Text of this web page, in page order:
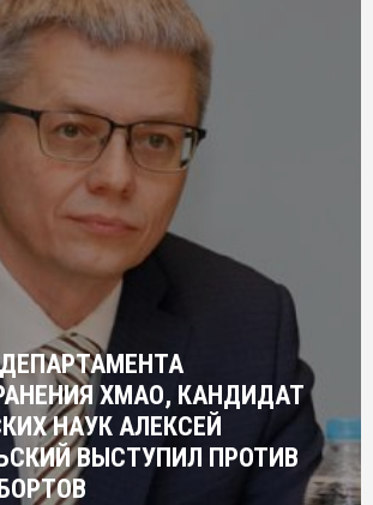
ХМАО, КАНДИДАТ
НАУК АЛЕКСЕЙ
ВЫСТУПИЛ ПРОТИВ